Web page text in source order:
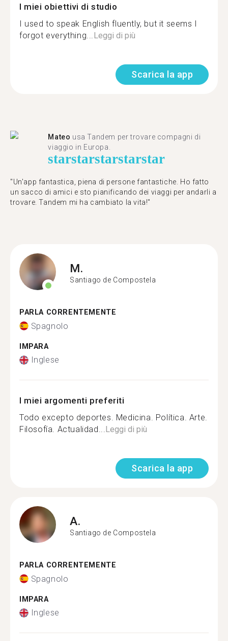
I miei obiettivi di studio
I used to speak English fluently, but it seems I
forgot everything...Leggi di più
Scarica la app
Mateo usa Tandem per trovare compagni di
viaggio in Europa.
starstarstarstarstar
"Un'app fantastica, piena di persone fantastiche. Ho fatto
un sacco di amici e sto pianificando dei viaggi per andarli a
trovare. Tandem mi ha cambiato la vita!"
M.
Santiago de Compostela
PARLA CORRENTEMENTE
Spagnolo
IMPARA
Inglese
I miei argomenti preferiti
Todo excepto deportes. Medicina. Política. Arte.
Filosofía. Actualidad...Leggi di più
Scarica la app
A.
Santiago de Compostela
PARLA CORRENTEMENTE
Spagnolo
IMPARA
Inglese